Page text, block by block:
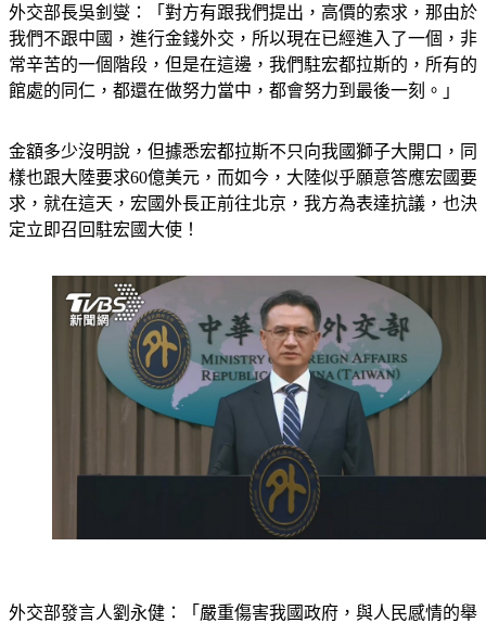
外交部長吳釗燮：「對方有跟我們提出，高價的索求，那由於
我們不跟中國，進行金錢外交，所以現在已經進入了一個，非
常辛苦的一個階段，但是在這邊，我們駐宏都拉斯的，所有的
館處的同仁，都還在做努力當中，都會努力到最後一刻。」
金額多少沒明說，但據悉宏都拉斯不只向我國獅子大開口，同
樣也跟大陸要求60億美元，而如今，大陸似乎願意答應宏國要
求，就在這天，宏國外長正前往北京，我方為表達抗議，也決
定立即召回駐宏國大使！
外交部發言人劉永健：「嚴重傷害我國政府，與人民感情的舉